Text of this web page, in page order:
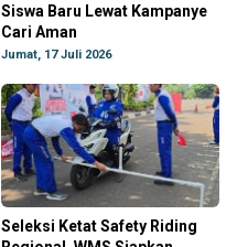
Siswa Baru Lewat Kampanye
Cari Aman
Jumat, 17 Juli 2026
Seleksi Ketat Safety Riding